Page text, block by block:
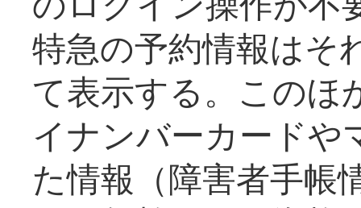
特急の予約情報はそ
て表示する。このほ
イナンバーカードや
た情報（障害者手帳